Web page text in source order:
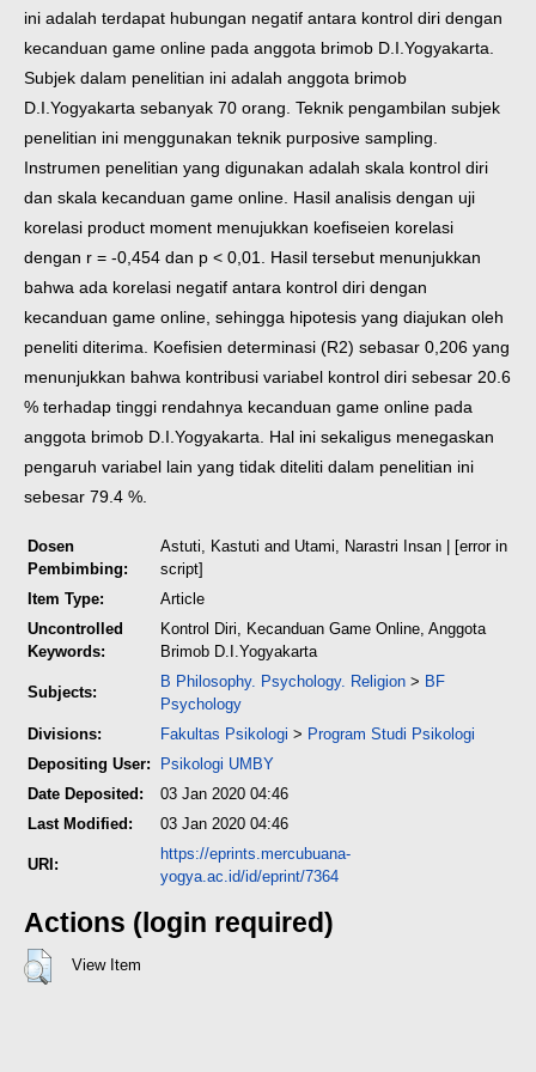
ini adalah terdapat hubungan negatif antara kontrol diri dengan
kecanduan game online pada anggota brimob D.I.Yogyakarta.
Subjek dalam penelitian ini adalah anggota brimob
D.I.Yogyakarta sebanyak 70 orang. Teknik pengambilan subjek
penelitian ini menggunakan teknik purposive sampling.
Instrumen penelitian yang digunakan adalah skala kontrol diri
dan skala kecanduan game online. Hasil analisis dengan uji
korelasi product moment menujukkan koefiseien korelasi
dengan r = -0,454 dan p < 0,01. Hasil tersebut menunjukkan
bahwa ada korelasi negatif antara kontrol diri dengan
kecanduan game online, sehingga hipotesis yang diajukan oleh
peneliti diterima. Koefisien determinasi (R2) sebasar 0,206 yang
menunjukkan bahwa kontribusi variabel kontrol diri sebesar 20.6
% terhadap tinggi rendahnya kecanduan game online pada
anggota brimob D.I.Yogyakarta. Hal ini sekaligus menegaskan
pengaruh variabel lain yang tidak diteliti dalam penelitian ini
sebesar 79.4 %.
Dosen
Pembimbing:
Astuti, Kastuti and Utami, Narastri Insan | [error in
script]
Item Type:
Article
Uncontrolled
Keywords:
Kontrol Diri, Kecanduan Game Online, Anggota
Brimob D.I.Yogyakarta
Subjects:
B Philosophy. Psychology. Religion > BF
Psychology
Divisions:
Fakultas Psikologi > Program Studi Psikologi
Depositing User:
Psikologi UMBY
Date Deposited:
03 Jan 2020 04:46
Last Modified:
03 Jan 2020 04:46
URI:
https://eprints.mercubuana-
yogya.ac.id/id/eprint/7364
Actions (login required)
View Item